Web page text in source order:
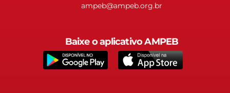
ampeb@ampeb.org.br
Baixe o aplicativo AMPEB